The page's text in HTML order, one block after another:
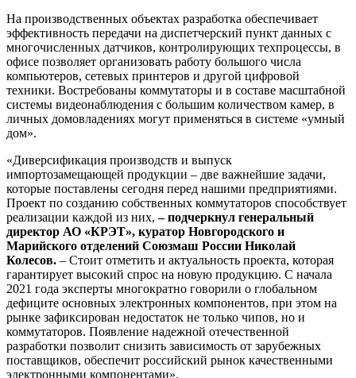
На производственных объектах разработка обеспечивает
эффективность передачи на диспетчерский пункт данных с
многочисленных датчиков, контролирующих техпроцессы, в
офисе позволяет организовать работу большого числа
компьютеров, сетевых принтеров и другой цифровой
техники. Востребованы коммутаторы и в составе масштабной
системы видеонаблюдения с большим количеством камер, в
личных домовладениях могут применяться в системе «умный
дом».
«Диверсификация производств и выпуск
импортозамещающей продукции – две важнейшие задачи,
которые поставлены сегодня перед нашими предприятиями.
Проект по созданию собственных коммутаторов способствует
реализации каждой из них,– подчеркнул генеральный
директор АО «КРЭТ», куратор Новгородского и
Марийского отделений Союзмаш России Николай
Колесов. – Стоит отметить и актуальность проекта, которая
гарантирует высокий спрос на новую продукцию. С начала
2021 года эксперты многократно говорили о глобальном
дефиците основных электронных компонентов, при этом на
рынке зафиксирован недостаток не только чипов, но и
коммутаторов. Появление надежной отечественной
разработки позволит снизить зависимость от зарубежных
поставщиков, обеспечит российский рынок качественными
электронными компонентами».